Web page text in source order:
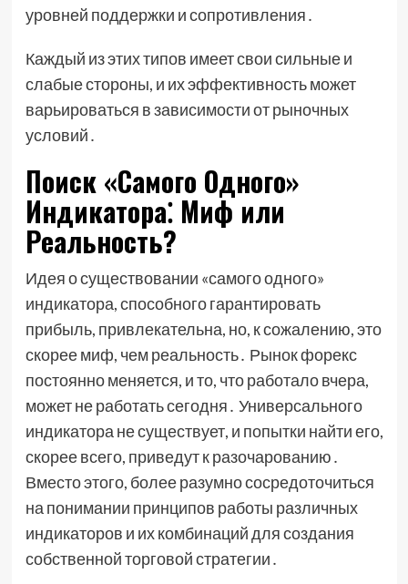
уровней поддержки и сопротивления․
Каждый из этих типов имеет свои сильные и
слабые стороны, и их эффективность может
варьироваться в зависимости от рыночных
условий․
Поиск «Самого Одного»
Индикатора⁚ Миф или
Реальность?
Идея о существовании «самого одного»
индикатора, способного гарантировать
прибыль, привлекательна, но, к сожалению, это
скорее миф, чем реальность․ Рынок форекс
постоянно меняется, и то, что работало вчера,
может не работать сегодня․ Универсального
индикатора не существует, и попытки найти его,
скорее всего, приведут к разочарованию․
Вместо этого, более разумно сосредоточиться
на понимании принципов работы различных
индикаторов и их комбинаций для создания
собственной торговой стратегии․